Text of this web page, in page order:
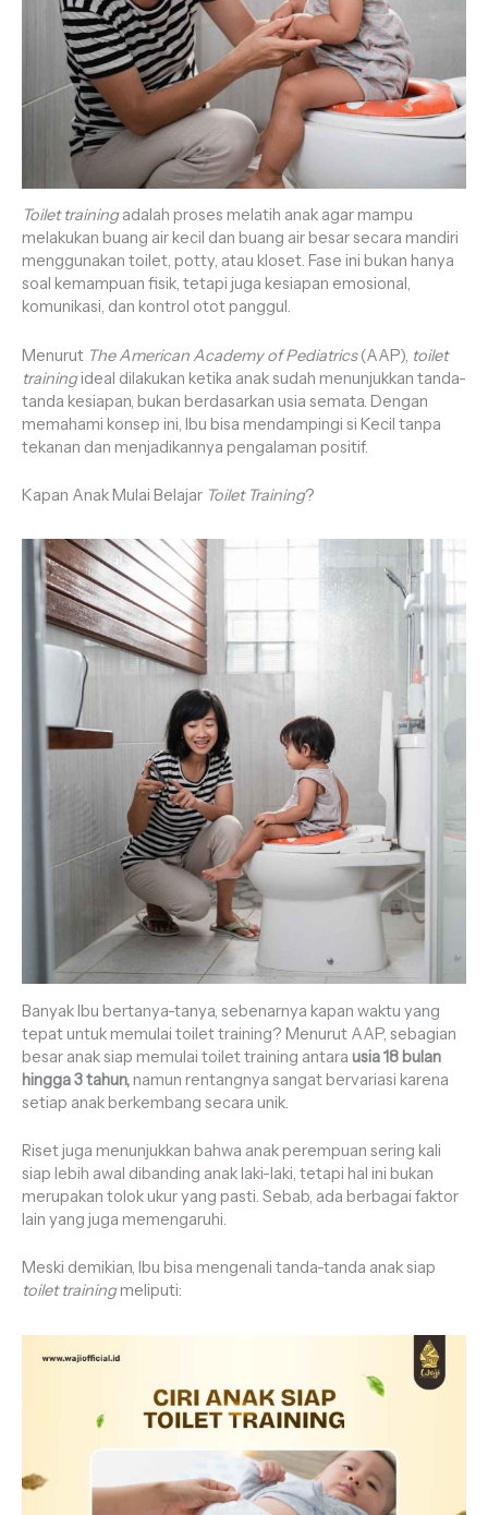
Toilet trainingadalah proses melatih anak agar mampu
melakukan buang air kecil dan buang air besar secara mandiri
menggunakan toilet, potty, atau kloset. Fase ini bukan hanya
soal kemampuan fisik, tetapi juga kesiapan emosional,
komunikasi, dan kontrol otot panggul.
Menurut The American Academy of Pediatrics(AAP), toilet
trainingideal dilakukan ketika anak sudah menunjukkan tanda-
tanda kesiapan, bukan berdasarkan usia semata. Dengan
memahami konsep ini, Ibu bisa mendampingi si Kecil tanpa
tekanan dan menjadikannya pengalaman positif.
Kapan Anak Mulai Belajar Toilet Training?
Banyak Ibu bertanya-tanya, sebenarnya kapan waktu yang
tepat untuk memulai toilet training? Menurut AAP, sebagian
besar anak siap memulai toilet training antara usia 18 bulan
hingga 3 tahun,namun rentangnya sangat bervariasi karena
setiap anak berkembang secara unik.
Riset juga menunjukkan bahwa anak perempuan sering kali
siap lebih awal dibanding anak laki-laki, tetapi hal ini bukan
merupakan tolok ukur yang pasti. Sebab, ada berbagai faktor
lain yang juga memengaruhi.
Meski demikian, Ibu bisa mengenali tanda-tanda anak siap
toilet trainingmeliputi: